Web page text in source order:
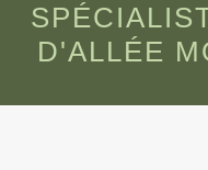
D'ALLÉE